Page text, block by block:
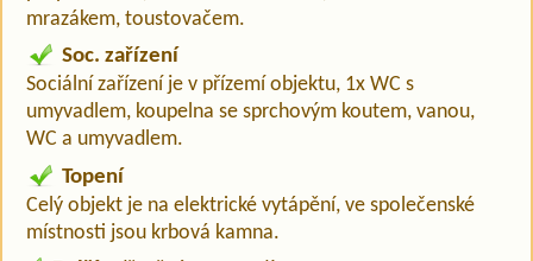
mrazákem, toustovačem.
Soc. zařízení
Sociální zařízení je v přízemí objektu, 1x WC s
umyvadlem, koupelna se sprchovým koutem, vanou,
WC a umyvadlem.
Topení
Celý objekt je na elektrické vytápění, ve společenské
místnosti jsou krbová kamna.